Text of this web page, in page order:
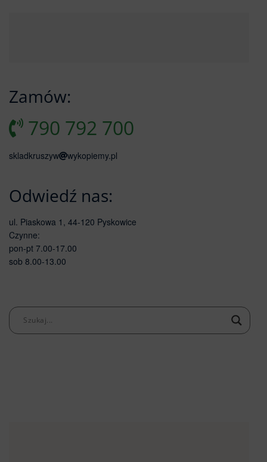
Zamów:
790 792 700
skladkruszyw wykopiemy.pl
Odwiedź nas:
ul. Piaskowa 1, 44-120 Pyskowice
Czynne:
pon-pt 7.00-17.00
sob 8.00-13.00